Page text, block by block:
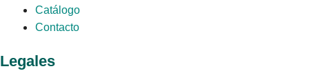
Catálogo
Contacto
Legales